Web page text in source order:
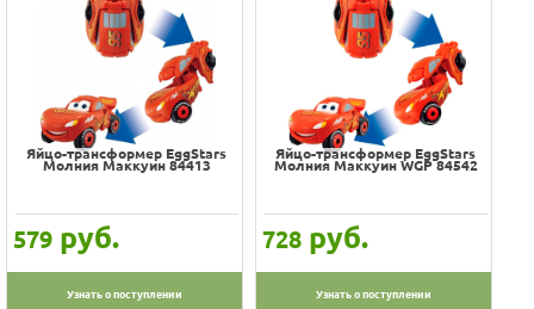
Яйцо-трансформер EggStars
Молния Маккуин 84413
579 руб.
Узнать о поступлении
Яйцо-трансформер EggStars
Молния Маккуин WGP 84542
728 руб.
Узнать о поступлении